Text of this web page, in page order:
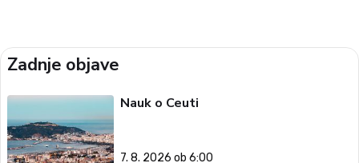
Zadnje objave
Nauk o Ceuti
7. 8. 2026 ob 6:00